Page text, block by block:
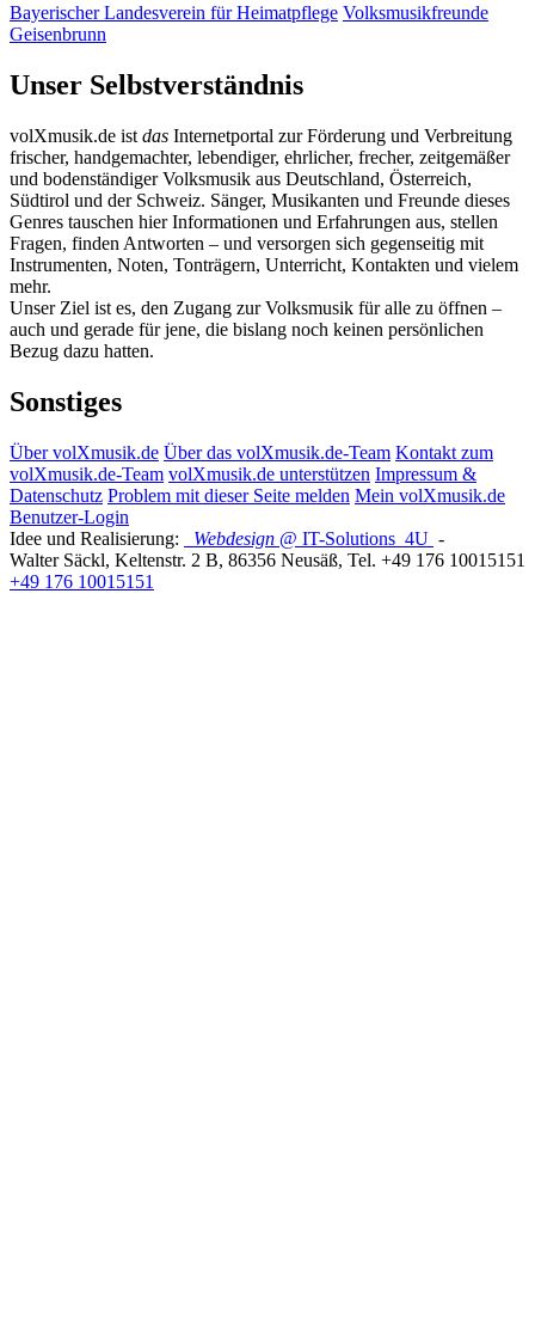
Bayerischer Landesverein für Heimatpflege Volksmusikfreunde
Geisenbrunn
Unser Selbstverständnis
volXmusik.de ist das Internetportal zur Förderung und Verbreitung
frischer, handgemachter, lebendiger, ehrlicher, frecher, zeitgemäßer
und bodenständiger Volksmusik aus Deutschland, Österreich,
Südtirol und der Schweiz. Sänger, Musikanten und Freunde dieses
Genres tauschen hier Informationen und Erfahrungen aus, stellen
Fragen, finden Antworten – und versorgen sich gegenseitig mit
Instrumenten, Noten, Tonträgern, Unterricht, Kontakten und vielem
mehr.
Unser Ziel ist es, den Zugang zur Volksmusik für alle zu öffnen –
auch und gerade für jene, die bislang noch keinen persönlichen
Bezug dazu hatten.
Sonstiges
Über volXmusik.de Über das volXmusik.de-Team Kontakt zum
volXmusik.de-Team volXmusik.de unterstützen Impressum &
Datenschutz Problem mit dieser Seite melden Mein volXmusik.de
Benutzer-Login
Idee und Realisierung:
Webdesign @ IT-Solutions 4U -
Walter Säckl, Keltenstr. 2 B, 86356 Neusäß, Tel. +49 176 10015151
+49 176 10015151